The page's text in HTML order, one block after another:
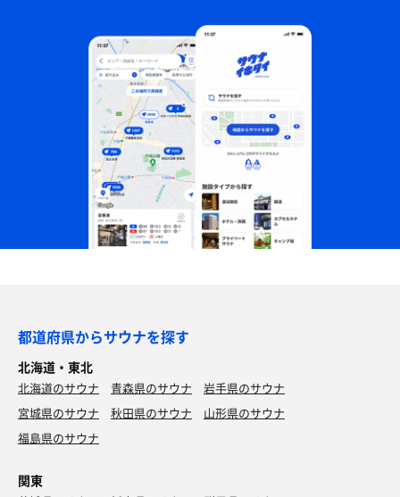
都道府県からサウナを探す
北海道・東北
北海道のサウナ 青森県のサウナ
岩手県のサウナ
宮城県のサウナ
秋田県のサウナ
山形県のサウナ
福島県のサウナ
関東